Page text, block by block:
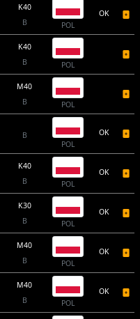
K40
B
POL
OK
K40
B
POL
M40
B
POL
B
POL
OK
K40
B
POL
OK
K30
B
POL
OK
M40
B
POL
OK
M40
B
POL
OK